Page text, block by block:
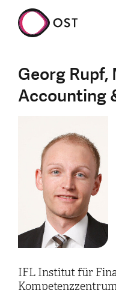
Georg Rupf,
Accounting
IFL Institut für